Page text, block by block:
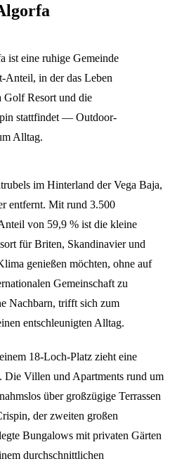
ist eine ruhige Gemeinde
Anteil, in der das Leben
Golf Resort und die
stattfindet — Outdoor-
Alltag.
im Hinterland der Vega Baja,
entfernt. Mit rund 3.500
von 59,9 % ist die kleine
für Briten, Skandinavier und
genießen möchten, ohne auf
Gemeinschaft zu
Nachbarn, trifft sich zum
entschleunigten Alltag.
18-Loch-Platz zieht eine
Die Villen und Apartments rund um
über großzügige Terrassen
der zweiten großen
Bungalows mit privaten Gärten
durchschnittlichen